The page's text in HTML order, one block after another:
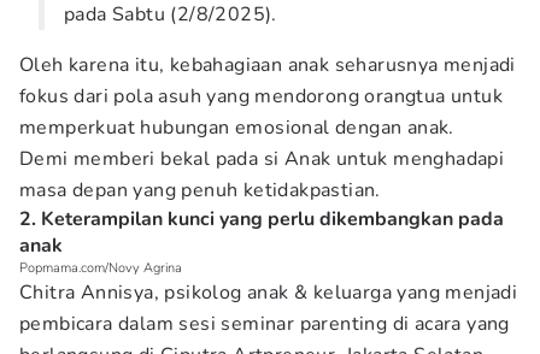
pada Sabtu (2/8/2025).
Oleh karena itu, kebahagiaan anak seharusnya menjadi
fokus dari pola asuh yang mendorong orangtua untuk
memperkuat hubungan emosional dengan anak.
Demi memberi bekal pada si Anak untuk menghadapi
masa depan yang penuh ketidakpastian.
2. Keterampilan kunci yang perlu dikembangkan pada
anak
Popmama.com/Novy Agrina
Chitra Annisya, psikolog anak & keluarga yang menjadi
pembicara dalam sesi seminar parenting di acara yang